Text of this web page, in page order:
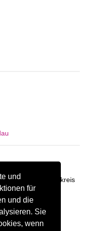
und
für
und die
Sie
wenn
Firmen im Umkreis
in Hain-